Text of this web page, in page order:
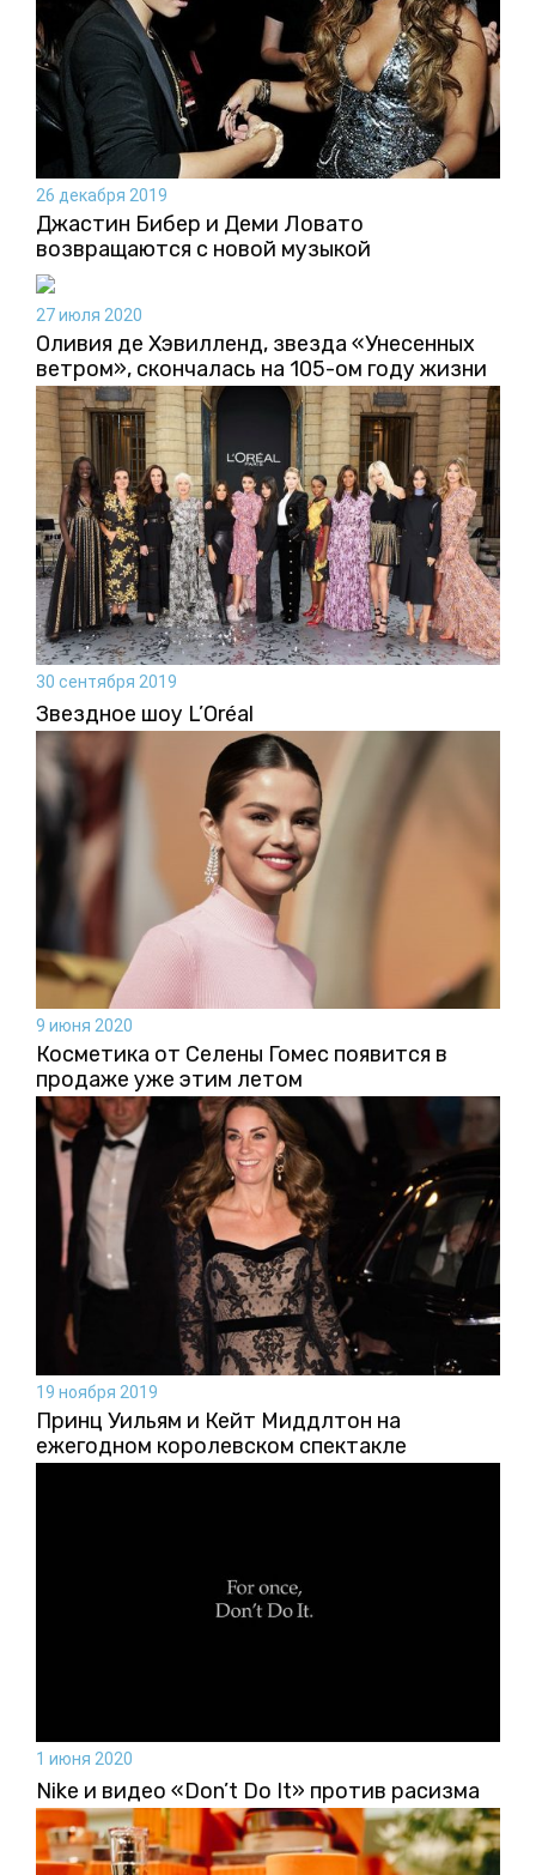
26 декабря 2019
Джастин Бибер и Деми Ловато
возвращаются с новой музыкой
27 июля 2020
Оливия де Хэвилленд, звезда «Унесенных
ветром», скончалась на 105-ом году жизни
30 сентября 2019
Звездное шоу L’Oréal
9 июня 2020
Косметика от Селены Гомес появится в
продаже уже этим летом
19 ноября 2019
Принц Уильям и Кейт Миддлтон на
ежегодном королевском спектакле
1 июня 2020
Nike и видео «Don’t Do It» против расизма